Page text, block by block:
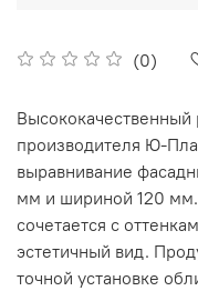
(0)
Высококачественный
производителя Ю-
выравнивание
мм и шириной 120 мм.
сочетается с
эстетичный вид.
точной установке